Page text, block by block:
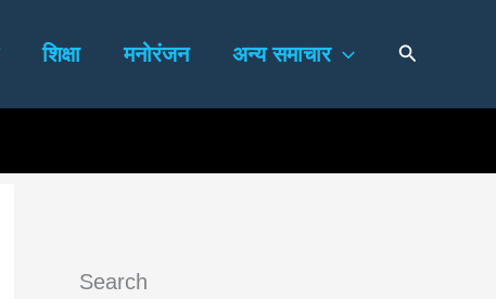
शिक्षा मनोरंजन अन्य समाचार Search
Search